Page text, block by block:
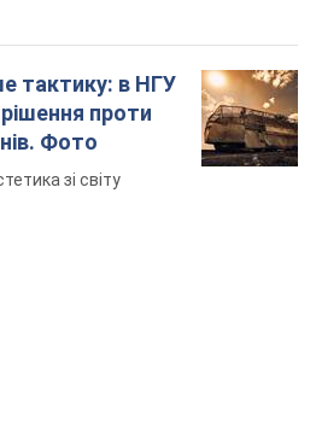
тактику: в НГУ
проти
Фото
зі світу